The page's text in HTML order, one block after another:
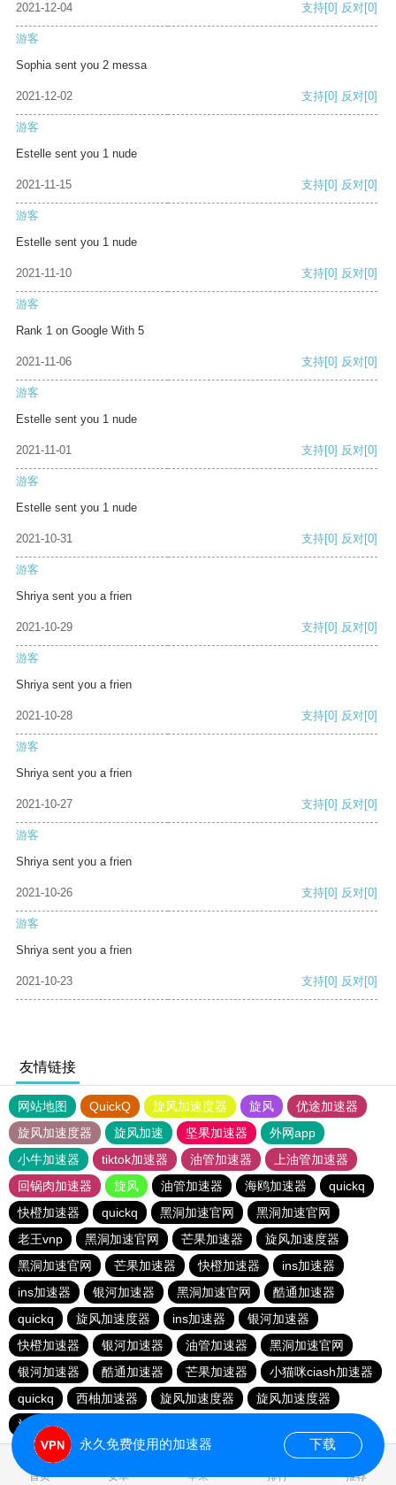
2021-12-04 支持[0] 反对[0]
游客
Sophia sent you 2 messa
2021-12-02 支持[0] 反对[0]
游客
Estelle sent you 1 nude
2021-11-15 支持[0] 反对[0]
游客
Estelle sent you 1 nude
2021-11-10 支持[0] 反对[0]
游客
Rank 1 on Google With 5
2021-11-06 支持[0] 反对[0]
游客
Estelle sent you 1 nude
2021-11-01 支持[0] 反对[0]
游客
Estelle sent you 1 nude
2021-10-31 支持[0] 反对[0]
游客
Shriya sent you a frien
2021-10-29 支持[0] 反对[0]
游客
Shriya sent you a frien
2021-10-28 支持[0] 反对[0]
游客
Shriya sent you a frien
2021-10-27 支持[0] 反对[0]
游客
Shriya sent you a frien
2021-10-26 支持[0] 反对[0]
游客
Shriya sent you a frien
2021-10-23 支持[0] 反对[0]
友情链接
网站地图 QuickQ 旋风加速度器 旋风
优途加速器
旋风加速度器
旋风加速 坚果加速器
外网app
小牛加速器
tiktok加速器 油管加速器
上油管加速器
回锅肉加速器
旋风 油管加速器 海鸥加速器
quickq
快橙加速器
quickq 黑洞加速官网
黑洞加速官网
老王vnp
黑洞加速官网 芒果加速器
旋风加速度器
黑洞加速官网
芒果加速器 快橙加速器
ins加速器
ins加速器
银河加速器 黑洞加速官网
酷通加速器
quickq
旋风加速度器 ins加速器
银河加速器
快橙加速器
银河加速器 油管加速器
黑洞加速官网
银河加速器
酷通加速器 芒果加速器
小猫咪ciash加速器
quickq
西柚加速器 旋风加速度器
旋风加速度器
旋风加速度器
首页 安卓 苹果 排行 推荐
永久免费使用的加速器 下载
0.120742s